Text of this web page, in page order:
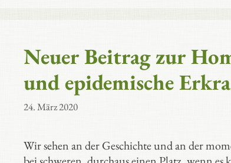
Neuer Beitrag zur
und epidemische
24. März 2020
Wir sehen an der Geschichte und an der